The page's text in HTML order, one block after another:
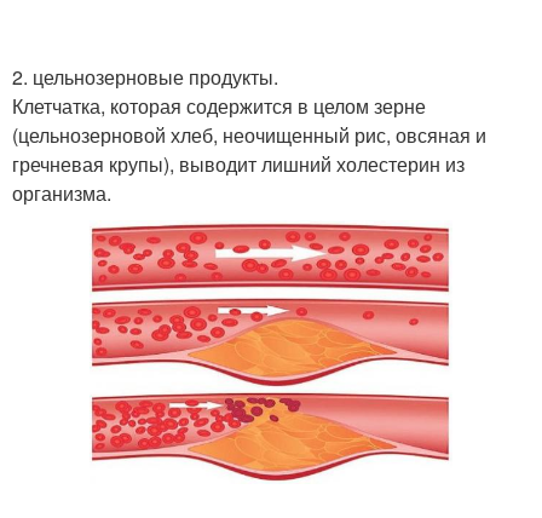
2. цельнозерновые продукты.
Клетчатка, которая содержится в целом зерне
(цельнозерновой хлеб, неочищенный рис, овсяная и
гречневая крупы), выводит лишний холестерин из
организма.